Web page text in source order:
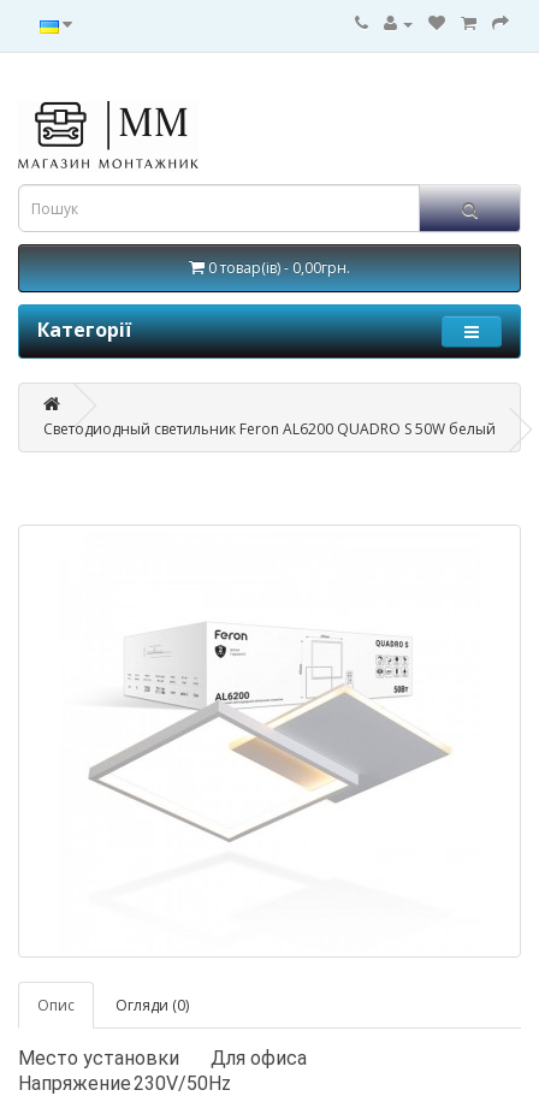
0 товар(ів) - 0,00грн.
Категорії
Светодиодный светильник Feron AL6200 QUADRO S 50W белый
Опис Огляди (0)
Место установки
Для офиса
Напряжение230V/50Hz